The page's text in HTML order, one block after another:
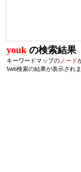
youk の検索結果
キーワードマップの ノード
Web検索の結果が表示されま